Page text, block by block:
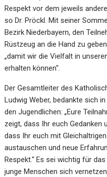
Respekt vor dem jeweils
so Dr. Pröckl. Mit seiner
Bezirk Niederbayern, den
Rüstzeug an die Hand zu
„damit wir die Vielfalt in
erhalten können“.
Der Gesamtleiter des
Ludwig Weber, bedankte sich
den Jugendlichen: „Eure
zeigt, dass Ihr euch
dass Ihr euch mit
austauschen und neue
Respekt.“ Es sei wichtig für
junge Menschen sich